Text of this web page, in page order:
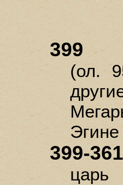
399
(ол.
399-361
царь